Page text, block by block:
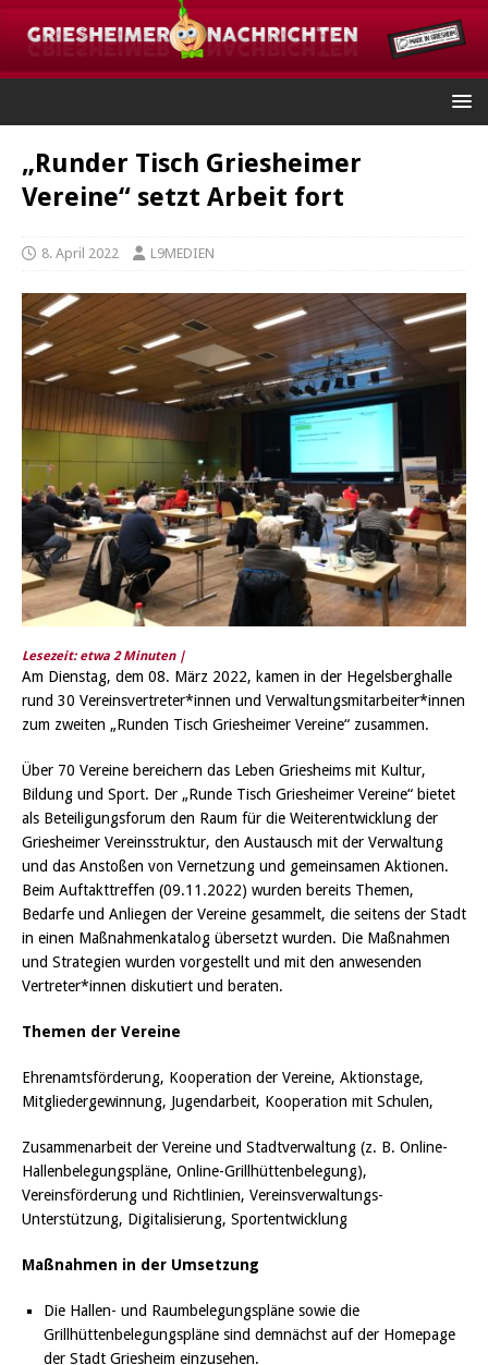
„Runder Tisch Griesheimer
Vereine“ setzt Arbeit fort
8. April 2022 L9MEDIEN
Lesezeit: etwa 2 Minuten |
Am Dienstag, dem 08. März 2022, kamen in der Hegelsberghalle
rund 30 Vereinsvertreter*innen und Verwaltungsmitarbeiter*innen
zum zweiten „Runden Tisch Griesheimer Vereine“ zusammen.
Über 70 Vereine bereichern das Leben Griesheims mit Kultur,
Bildung und Sport. Der „Runde Tisch Griesheimer Vereine“ bietet
als Beteiligungsforum den Raum für die Weiterentwicklung der
Griesheimer Vereinsstruktur, den Austausch mit der Verwaltung
und das Anstoßen von Vernetzung und gemeinsamen Aktionen.
Beim Auftakttreffen (09.11.2022) wurden bereits Themen,
Bedarfe und Anliegen der Vereine gesammelt, die seitens der Stadt
in einen Maßnahmenkatalog übersetzt wurden. Die Maßnahmen
und Strategien wurden vorgestellt und mit den anwesenden
Vertreter*innen diskutiert und beraten.
Themen der Vereine
Ehrenamtsförderung, Kooperation der Vereine, Aktionstage,
Mitgliedergewinnung, Jugendarbeit, Kooperation mit Schulen,
Zusammenarbeit der Vereine und Stadtverwaltung (z. B. Online-
Hallenbelegungspläne, Online-Grillhüttenbelegung),
Vereinsförderung und Richtlinien, Vereinsverwaltungs-
Unterstützung, Digitalisierung, Sportentwicklung
Maßnahmen in der Umsetzung
Die Hallen- und Raumbelegungspläne sowie die
Grillhüttenbelegungspläne sind demnächst auf der Homepage
der Stadt Griesheim einzusehen.